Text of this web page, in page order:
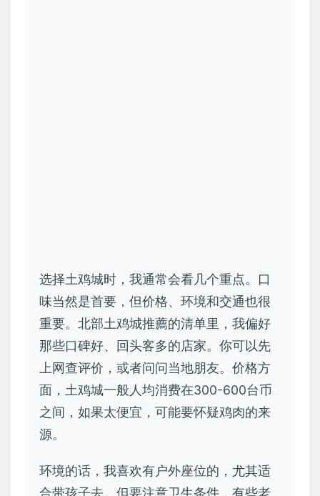
选择土鸡城时，我通常会看几个重点。口
味当然是首要，但价格、环境和交通也很
重要。北部土鸡城推薦的清单里，我偏好
那些口碑好、回头客多的店家。你可以先
上网查评价，或者问问当地朋友。价格方
面，土鸡城一般人均消费在300-600台币
之间，如果太便宜，可能要怀疑鸡肉的来
源。
环境的话，我喜欢有户外座位的，尤其适
合带孩子去。但要注意卫生条件，有些老